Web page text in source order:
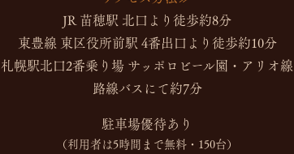
JR 苗穂駅 北口より徒歩約8分
東豊線 東区役所前駅 4番出口より徒歩約10分
札幌駅北口2番乗り場 サッポロビール園・アリオ線
路線バスにて約7分
駐車場優待あり
（利用者は5時間まで無料・150台）